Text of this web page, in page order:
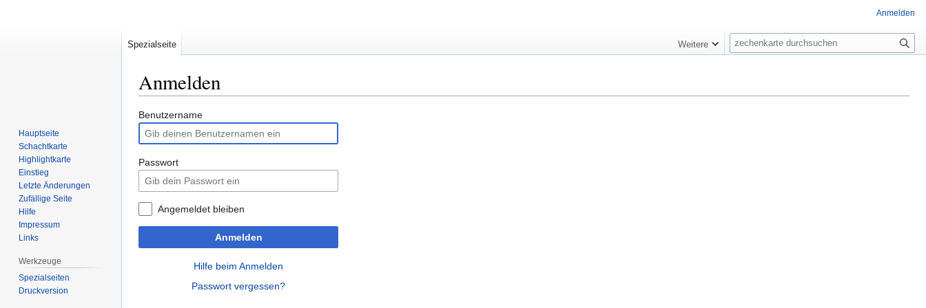
Anmelden
Zur
Navigation
springen
Zur
Suche
springen
Benutzername
Passwort
Angemeldet bleiben
Anmelden
Hilfe beim Anmelden
Passwort vergessen?
Anmelden
Spezialseite Weitere
Suche
Hauptseite
Schachtkarte
Highlightkarte
Einstieg
Letzte Änderungen
Zufällige Seite
Hilfe
Impressum
Links
Werkzeuge
Spezialseiten
Druckversion